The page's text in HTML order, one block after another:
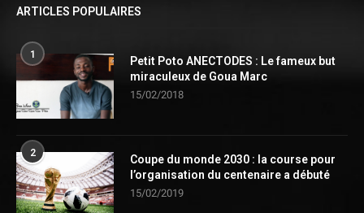
ARTICLES POPULAIRES
1
Petit Poto ANECTODES : Le fameux but
miraculeux de Goua Marc
15/02/2018
2
Coupe du monde 2030 : la course pour
l’organisation du centenaire a débuté
15/02/2019